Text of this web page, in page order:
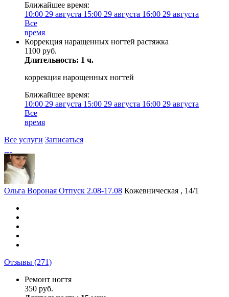
Ближайшее время:
10:00 29 августа 15:00 29 августа 16:00 29 августа
Все
время
Коррекция наращенных ногтей растяжка
1100 руб.
Длительность: 1 ч.
коррекция нарощенных ногтей
Ближайшее время:
10:00 29 августа 15:00 29 августа 16:00 29 августа
Все
время
Все услуги Записаться
Ольга Вороная Отпуск 2.08-17.08 Кожевническая , 14/1
Отзывы (271)
Ремонт ногтя
350 руб.